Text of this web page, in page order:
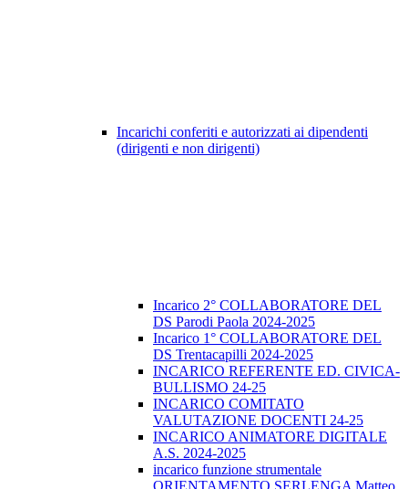
Incarichi conferiti e autorizzati ai dipendenti
(dirigenti e non dirigenti)
Incarico 2° COLLABORATORE DEL
DS Parodi Paola 2024-2025
Incarico 1° COLLABORATORE DEL
DS Trentacapilli 2024-2025
INCARICO REFERENTE ED. CIVICA-
BULLISMO 24-25
INCARICO COMITATO
VALUTAZIONE DOCENTI 24-25
INCARICO ANIMATORE DIGITALE
A.S. 2024-2025
incarico funzione strumentale